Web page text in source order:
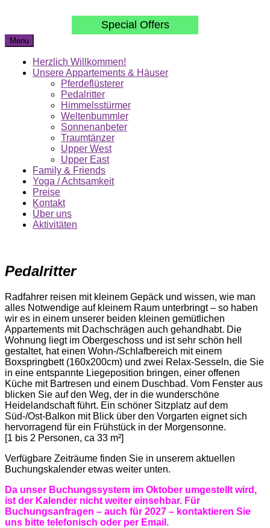
Special Offers
Menu
Herzlich Willkommen!
Unsere Appartements & Häuser
Pferdeflüsterer
Pedalritter
Himmelsstürmer
Weltenbummler
Sonnenanbeter
Traumtänzer
Upper West
Upper East
Family & Friends
Yoga / Achtsamkeit
Preise
Kontakt
Über uns
Aktivitäten
Pedalritter
Radfahrer reisen mit kleinem Gepäck und wissen, wie man
alles Notwendige auf kleinem Raum unterbringt – so haben
wir es in einem unserer beiden kleinen gemütlichen
Appartements mit Dachschrägen auch gehandhabt. Die
Wohnung liegt im Obergeschoss und ist sehr schön hell
gestaltet, hat einen Wohn-/Schlafbereich mit einem
Boxspringbett (160x200cm) und zwei Relax-Sesseln, die Sie
in eine entspannte Liegeposition bringen, einer offenen
Küche mit Bartresen und einem Duschbad. Vom Fenster aus
blicken Sie auf den Weg, der in die wunderschöne
Heidelandschaft führt. Ein schöner Sitzplatz auf dem
Süd-/Ost-Balkon mit Blick über den Vorgarten eignet sich
hervorragend für ein Frühstück in der Morgensonne.
[1 bis 2 Personen, ca 33 m²]
Verfügbare Zeiträume finden Sie in unserem aktuellen
Buchungskalender etwas weiter unten.
Da unser Buchungssystem im Oktober umgestellt wird,
ist der Kalender nicht weiter einsehbar. Für
Buchungsanfragen – auch für 2027 – kontaktieren Sie
uns bitte telefonisch oder per Email.